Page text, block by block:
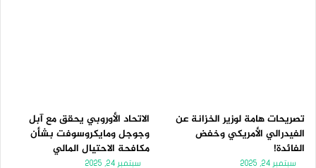
تصريحات هامة لوزير الخزانة عن
الفيدرالي الأمريكي وخفض
الفائدة!
سبتمبر 24, 2025
الاتحاد الأوروبي يحقق مع آبل
وجوجل ومايكروسوفت بشأن
مكافحة الاحتيال المالي
سبتمبر 24, 2025